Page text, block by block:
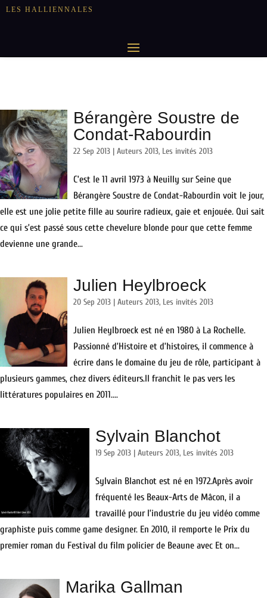
LES HALLIENNALES
Bérangère Soustre de
Condat-Rabourdin
22 Sep 2013| Auteurs 2013, Les invités 2013
C’est le 11 avril 1973 à Neuilly sur Seine que
Bérangère Soustre de Condat-Rabourdin voit le jour,
elle est une jolie petite fille au sourire radieux, gaie et enjouée. Qui sait
ce qui s’est passé sous cette chevelure blonde pour que cette femme
devienne une grande...
Julien Heylbroeck
20 Sep 2013| Auteurs 2013, Les invités 2013
Julien Heylbroeck est né en 1980 à La Rochelle.
Passionné d’Histoire et d’histoires, il commence à
écrire dans le domaine du jeu de rôle, participant à
plusieurs gammes, chez divers éditeurs.Il franchit le pas vers les
littératures populaires en 2011....
Sylvain Blanchot
19 Sep 2013 | Auteurs 2013, Les invités 2013
Sylvain Blanchot est né en 1972.Après avoir
fréquenté les Beaux-Arts de Mâcon, il a
travaillé pour l’industrie du jeu vidéo comme
graphiste puis comme game designer. En 2010, il remporte le Prix du
premier roman du Festival du film policier de Beaune avec Et on...
Marika Gallman